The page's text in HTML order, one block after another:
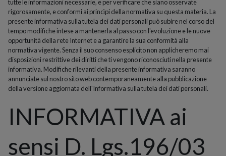
tutte le informazioni necessarie, e per verificare che siano osservate
rigorosamente, e conformi ai princìpi della normativa su questa materia. La
presente informativa sulla tutela dei dati personali può subire nel corso del
tempo modifiche intese a mantenerla al passo con l'evoluzione e le nuove
opportunità della rete Internet e a garantire la sua conformità alla
normativa vigente. Senza il suo consenso esplicito non applicheremo mai
disposizioni restrittive dei diritti che ti vengono riconosciuti nella presente
informativa. Modifiche rilevanti della presente informativa saranno
annunciate sul nostro sito web contemporaneamente alla pubblicazione
della versione aggiornata dell'Informativa sulla tutela dei dati personali.
INFORMATIVA ai
sensi D. Lgs.196/03